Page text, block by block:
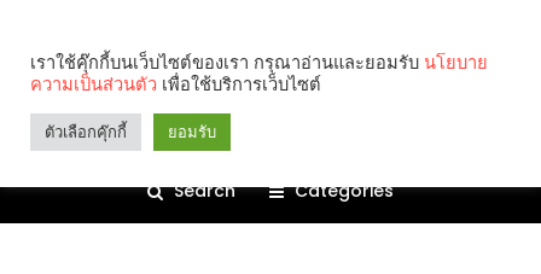
Search Categories
เราใช้คุ๊กกี้บนเว็บไซต์ของเรา กรุณาอ่านและยอมรับ นโยบาย
ความเป็นส่วนตัว เพื่อใช้บริการเว็บไซต์
ตัวเลือกคุ๊กกี้ ยอมรับ